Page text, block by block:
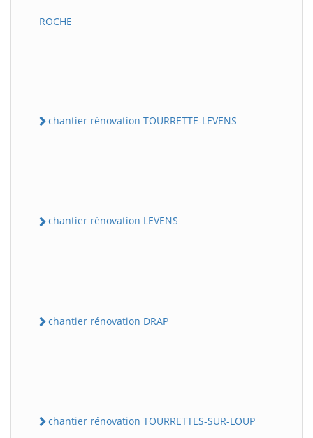
ROCHE
chantier rénovation TOURRETTE-LEVENS
chantier rénovation LEVENS
chantier rénovation DRAP
chantier rénovation TOURRETTES-SUR-LOUP